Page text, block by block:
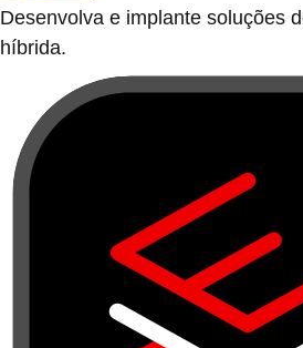
Desenvolva e implante soluções
híbrida.